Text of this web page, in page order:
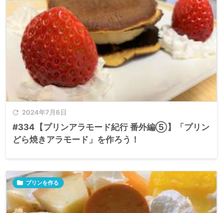
 2024年7月6日
#334【プリンアラモード紀行 番外編⑤】「プリン
どら焼きアラモード」を作ろう！
 プリンを作る